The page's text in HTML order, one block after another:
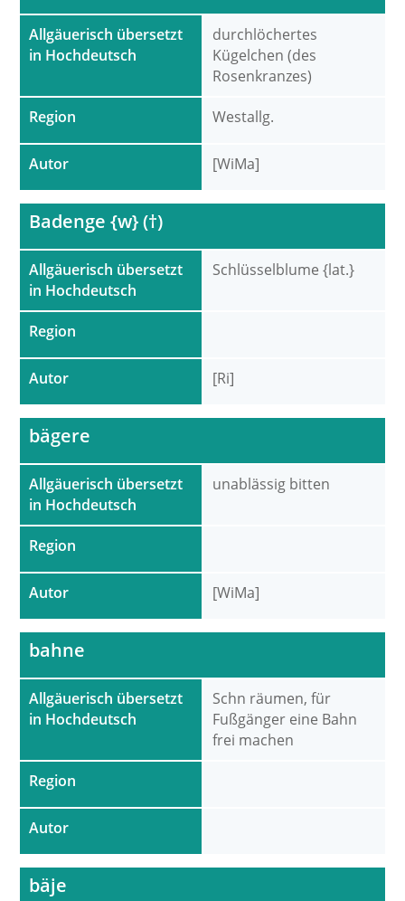
Allgäuerisch übersetzt
in Hochdeutsch
Region
Autor
durchlöchertes
Kügelchen (des
Rosenkranzes)
Westallg.
[WiMa]
Allgäuerisch übersetzt
in Hochdeutsch
Region
Autor
Badenge {w} (†)
Schlüsselblume {lat.}
[Ri]
Allgäuerisch übersetzt
in Hochdeutsch
Region
Autor
bägere
unablässig bitten
[WiMa]
Allgäuerisch übersetzt
in Hochdeutsch
Region
Autor
bahne
Schn räumen, für
Fußgänger eine Bahn
frei machen
bäje